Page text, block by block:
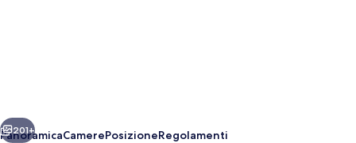
Avanti
201+
PanoramicaCamerePosizioneRegolamenti